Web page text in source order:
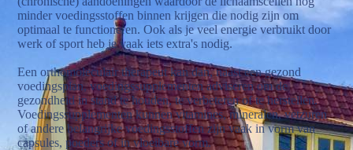
minder voedingsstoffen binnen krijgen die nodig zijn om
optimaal te functioneren. Ook als je veel energie verbruikt door
werk of sport heb je vaak iets extra's nodig.
Een orthomoleculair therapeut kan dan, naast een gezond
voedingsplan, voedingssupplementen adviseren om de
gezondheid in stand te houden, te verbeteren of te herstellen.
Voedingssupplementen kunnen vitamines, mineralen, vetzuren
of andere belangrijke voedingsstoffen zijn vaak in vorm van
capsules, poeders of in vloeibare vorm.